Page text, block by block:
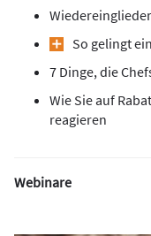
So gelingt
7 Dinge, die
Wie Sie auf
reagieren
Webinare